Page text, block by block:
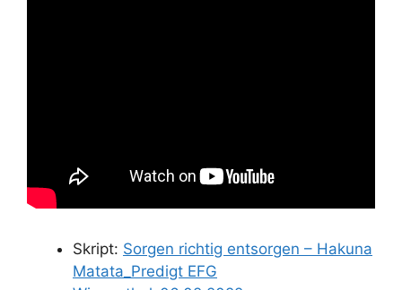
Skript: Sorgen richtig entsorgen – Hakuna
Matata_Predigt EFG